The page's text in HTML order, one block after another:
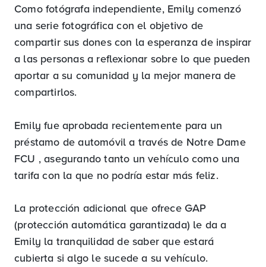
Como fotógrafa independiente, Emily comenzó
una serie fotográfica con el objetivo de
compartir sus dones con la esperanza de inspirar
a las personas a reflexionar sobre lo que pueden
aportar a su comunidad y la mejor manera de
compartirlos.
Emily fue aprobada recientemente para un
préstamo de automóvil a través de Notre Dame
FCU , asegurando tanto un vehículo como una
tarifa con la que no podría estar más feliz.
La protección adicional que ofrece GAP
(protección automática garantizada) le da a
Emily la tranquilidad de saber que estará
cubierta si algo le sucede a su vehículo.